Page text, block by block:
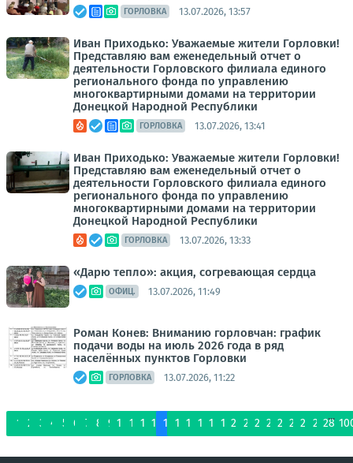
ГОРЛОВКА 13.07.2026, 13:57
Иван Приходько: Уважаемые жители Горловки!
Представляю вам еженедельный отчет о
деятельности Горловского филиала единого
регионального фонда по управлению
многоквартирными домами на территории
Донецкой Народной Республики
ГОРЛОВКА 13.07.2026, 13:41
Иван Приходько: Уважаемые жители Горловки!
Представляю вам еженедельный отчет о
деятельности Горловского филиала единого
регионального фонда по управлению
многоквартирными домами на территории
Донецкой Народной Республики
ГОРЛОВКА 13.07.2026, 13:33
«Дарю тепло»: акция, согревающая сердца
ОФИЦ. 13.07.2026, 11:49
Роман Конев: Вниманию горловчан: график
подачи воды на июль 2026 года в ряд
населённых пунктов Горловки
ГОРЛОВКА 13.07.2026, 11:22
1 2 3 4 5 6 7 8 9 10 11 12 13 14 15 16 17 18 19 20 21 22 23 24 25 26 27 28
...